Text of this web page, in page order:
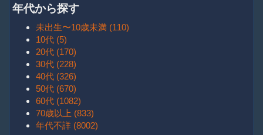
年代から探す
未出生〜10歳未満 (110)
10代 (5)
20代 (170)
30代 (228)
40代 (326)
50代 (670)
60代 (1082)
70歳以上 (833)
年代不詳 (8002)